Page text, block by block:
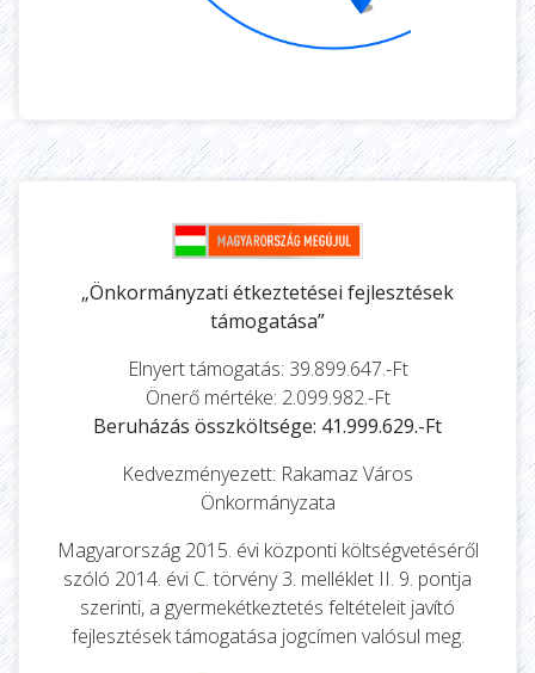
„Önkormányzati étkeztetései fejlesztések
támogatása”
Elnyert támogatás: 39.899.647.-Ft
Önerő mértéke: 2.099.982.-Ft
Beruházás összköltsége: 41.999.629.-Ft
Kedvezményezett: Rakamaz Város
Önkormányzata
Magyarország 2015. évi központi költségvetéséről
szóló 2014. évi C. törvény 3. melléklet II. 9. pontja
szerinti, a gyermekétkeztetés feltételeit javító
fejlesztések támogatása jogcímen valósul meg.